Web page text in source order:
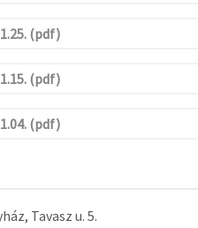
(pdf)
(pdf)
(pdf)
Tavasz u. 5.